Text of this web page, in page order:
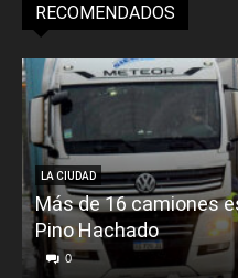
RECOMENDADOS
LA CIUDAD
Más de 16 camiones
Pino Hachado
0